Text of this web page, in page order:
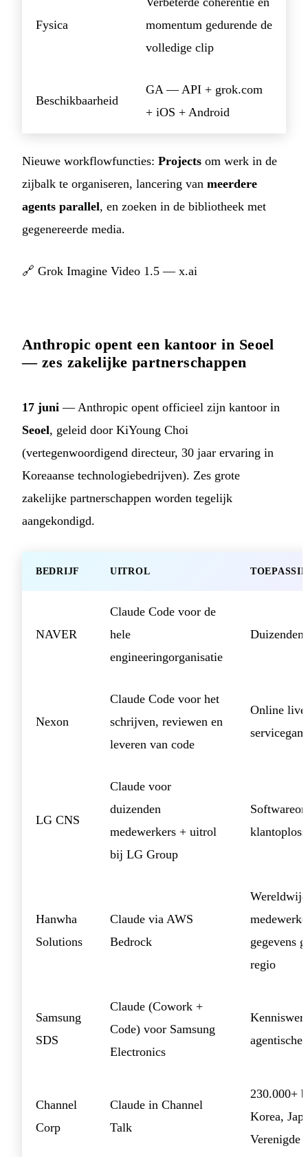
Fysica
momentum gedurende de
volledige clip
Beschikbaarheid
GA — API + grok.com
+ iOS + Android
Nieuwe workflowfuncties: Projects om werk in de
zijbalk te organiseren, lancering van meerdere
agents parallel, en zoeken in de bibliotheek met
gegenereerde media.
🔗 Grok Imagine Video 1.5 — x.ai
Anthropic opent een kantoor in Seoel
— zes zakelijke partnerschappen
17 juni — Anthropic opent officieel zijn kantoor in
Seoel, geleid door KiYoung Choi
(vertegenwoordigend directeur, 30 jaar ervaring in
Koreaanse technologiebedrijven). Zes grote
zakelijke partnerschappen worden tegelijk
aangekondigd.
BEDRIJF UITROL
NAVER
Claude Code voor de
hele
engineeringorganisatie
Duizenden
Nexon
Claude Code voor het
schrijven, reviewen en
leveren van code
Online
LG CNS
Claude voor
duizenden
medewerkers + uitrol
bij LG Group
Hanwha
Solutions
Claude via AWS
Bedrock
gegevens
regio
Samsung
SDS
Claude (Cowork +
Code) voor Samsung
Electronics
Channel
Corp
Claude in Channel
Talk
230.000+
Korea,
Verenigde